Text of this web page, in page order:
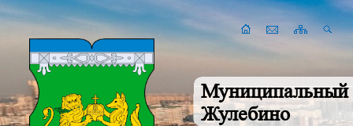
Муниципальный
Жулебино